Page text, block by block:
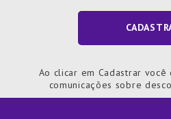
Ao clicar em Cadastrar
comunicações sobre